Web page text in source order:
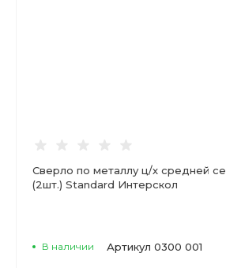
Сверло по металлу ц/х средней
(2шт.) Standard Интерскол
В наличии Артикул 0300 001